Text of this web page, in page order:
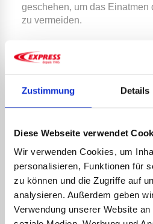
Zustimmung Details
Diese Webseite verwendet
Wir verwenden Cookies, um
personalisieren, Funktionen für
zu können und die Zugriffe auf
analysieren. Außerdem geben
Verwendung unserer Website
geschehen, um das Einatmen
zu vermeiden.
ein gutes Stück Lötzinn
können. Wenn Sie einen
gesammelt haben – der an
bleiben sollte – reiben Sie ihn
Überprüfen Sie die
Die Kugel, die sich am Ende
ein glattes, gleichmäßiges
Einige schlagen vor, einen
Metallstroh zu verwenden,